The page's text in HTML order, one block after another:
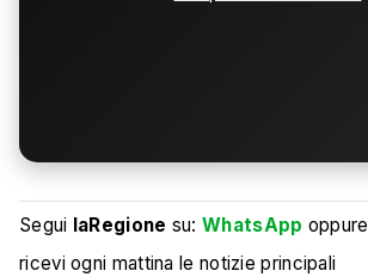
Segui laRegione su:WhatsApp oppure
ricevi ogni mattina le notizie principali